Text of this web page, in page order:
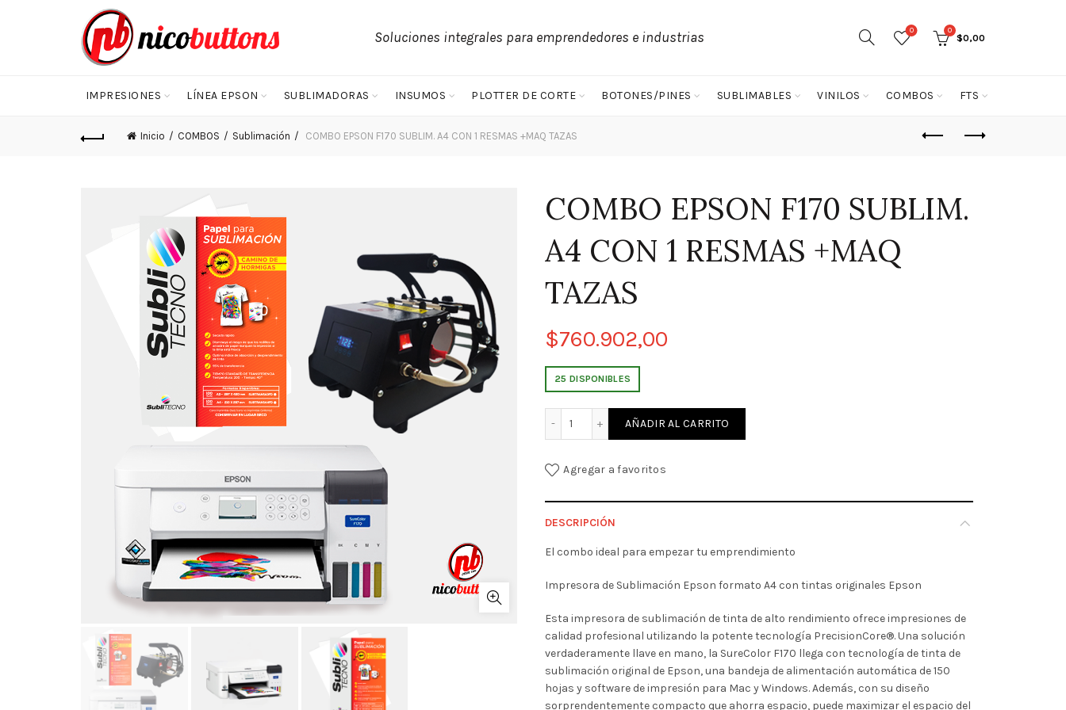
Soluciones integrales para emprendedores e industrias 0 0
$0,00
IMPRESIONES LÍNEA EPSON SUBLIMADORAS INSUMOS PLOTTER DE CORTE BOTONES/PINES SUBLIMABLES VINILOS COMBOS FTS
Inicio COMBOS Sublimación COMBO EPSON F170 SUBLIM. A4 CON 1 RESMAS +MAQ TAZAS
COMBO EPSON F170 SUBLIM.
A4 CON 1 RESMAS +MAQ
TAZAS
$760.902,00
25 DISPONIBLES
COMBO EPSON F170 SUBLIM. A4 CON 1 RESMAS +MAQ TAZAS cantidad
AÑADIR AL CARRITO
Agregar a favoritos
DESCRIPCIÓN
El combo ideal para empezar tu emprendimiento
Impresora de Sublimación Epson formato A4 con tintas originales Epson
Esta impresora de sublimación de tinta de alto rendimiento ofrece impresiones de
calidad profesional utilizando la potente tecnología PrecisionCore®. Una solución
verdaderamente llave en mano, la SureColor F170 llega con tecnología de tinta de
sublimación original de Epson, una bandeja de alimentación automática de 150
hojas y software de impresión para Mac y Windows. Además, con su diseño
sorprendentemente compacto que ahorra espacio, puede maximizar el espacio del